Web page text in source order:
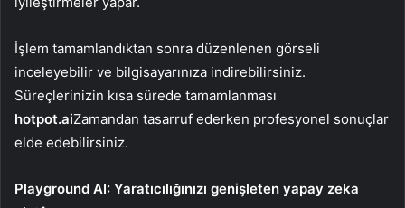
İşlem tamamlandıktan sonra düzenlenen görseli
inceleyebilir ve bilgisayarınıza indirebilirsiniz.
Süreçlerinizin kısa sürede tamamlanması
hotpot.aiZamandan tasarruf ederken profesyonel sonuçlar
elde edebilirsiniz.
Playground AI: Yaratıcılığınızı genişleten yapay zeka